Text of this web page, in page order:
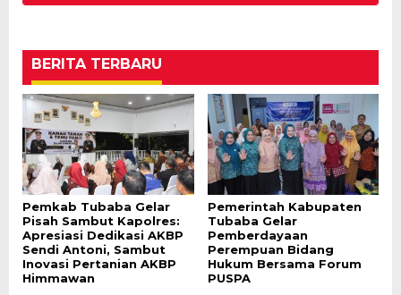
BERITA TERBARU
Pemkab Tubaba Gelar
Pisah Sambut Kapolres:
Apresiasi Dedikasi AKBP
Sendi Antoni, Sambut
Inovasi Pertanian AKBP
Himmawan
Pemerintah Kabupaten
Tubaba Gelar
Pemberdayaan
Perempuan Bidang
Hukum Bersama Forum
PUSPA